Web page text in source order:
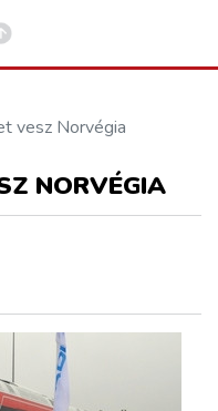
vesz Norvégia
NORVÉGIA